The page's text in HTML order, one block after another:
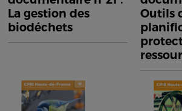
La gestion des
biodéchets
Outils